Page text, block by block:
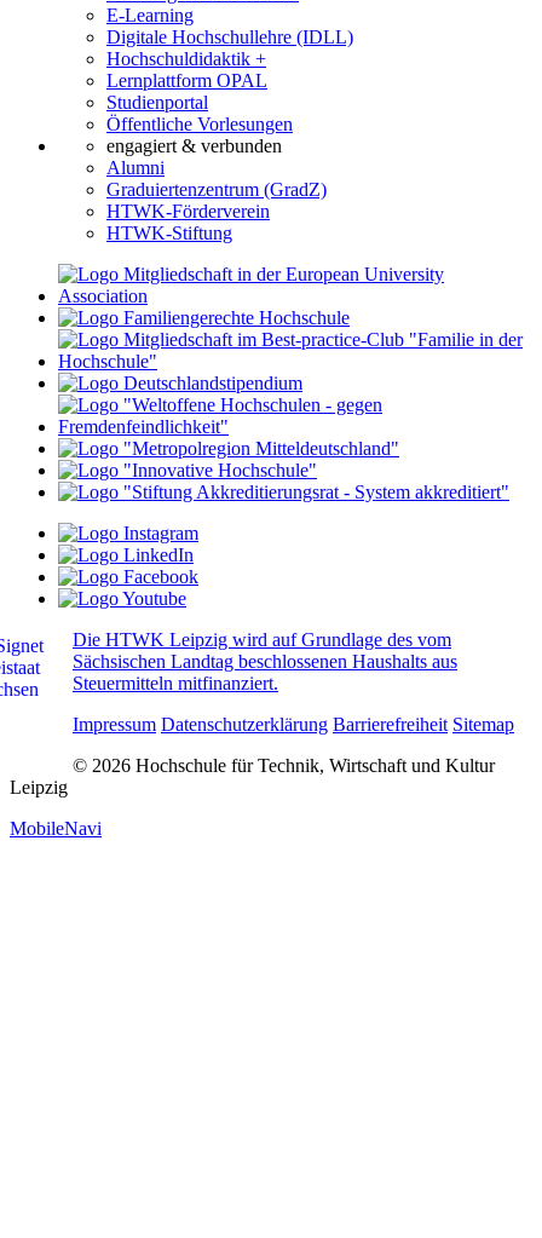
E-Learning
Digitale Hochschullehre (IDLL)
Hochschuldidaktik +
Lernplattform OPAL
Studienportal
Öffentliche Vorlesungen
engagiert & verbunden
Alumni
Graduiertenzentrum (GradZ)
HTWK-Förderverein
HTWK-Stiftung
Die HTWK Leipzig wird auf Grundlage des vom
Sächsischen Landtag beschlossenen Haushalts aus
Steuermitteln mitfinanziert.
Impressum Datenschutzerklärung Barrierefreiheit Sitemap
© 2026 Hochschule für Technik, Wirtschaft und Kultur
Leipzig
MobileNavi